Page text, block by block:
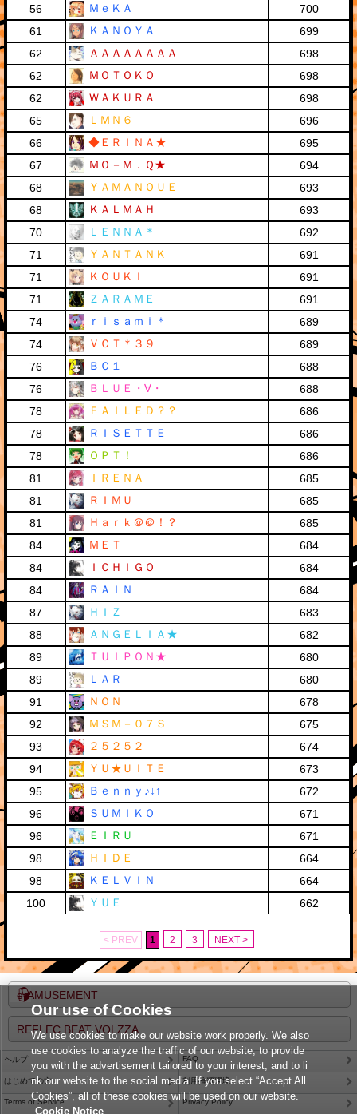
56
ＭｅＫＡ
700
61
ＫＡＮＯＹＡ
699
62
ＡＡＡＡＡＡＡＡ
698
62
ＭＯＴＯＫＯ
698
62
ＷＡＫＵＲＡ
698
65
ＬＭＮ６
696
66
◆ＥＲＩＮＡ★
695
67
ＭＯ－Ｍ．Ｑ★
694
68
ＹＡＭＡＮＯＵＥ
693
68
ＫＡＬＭＡＨ
693
70
ＬＥＮＮＡ＊
692
71
ＹＡＮＴＡＮＫ
691
71
ＫＯＵＫＩ
691
71
ＺＡＲＡＭＥ
691
74
ｒｉｓａｍｉ＊
689
74
ＶＣＴ＊３９
689
76
ＢＣ１
688
76
ＢＬＵＥ・∀・
688
78
ＦＡＩＬＥＤ？？
686
78
ＲＩＳＥＴＴＥ
686
78
ＯＰＴ！
686
81
ＩＲＥＮＡ
685
81
ＲＩＭＵ
685
81
Ｈａｒｋ＠＠！？
685
84
ＭＥＴ
684
84
ＩＣＨＩＧＯ
684
84
ＲＡＩＮ
684
87
ＨＩＺ
683
88
ＡＮＧＥＬＩＡ★
682
89
ＴＵＩＰＯＮ★
680
89
ＬＡＲ
680
91
ＮＯＮ
678
92
ＭＳＭ－０７Ｓ
675
93
２５２５２
674
94
ＹＵ★ＵＩＴＥ
673
95
Ｂｅｎｎｙ♪↓↑
672
96
ＳＵＭＩＫＯ
671
96
ＥＩＲＵ
671
98
ＨＩＤＥ
664
98
ＫＥＬＶＩＮ
664
100
ＹＵＥ 662
< PREV 1 2 3 NEXT >
e-AMUSEMENT
REFLEC BEAT VOLZZA
ヘルプ FAQ
はじめての方 利用推奨環境
Terms of Service Privacy Policy
Our use of Cookies
We use cookies to make our website work properly. We also
use cookies to analyze the traffic of our website, to provide
you with the advertisement tailored to your interest, and to li
nk our website to the social media. If you select “Accept All
Cookies”, all of these cookies will be used on our website.
Cookie Notice